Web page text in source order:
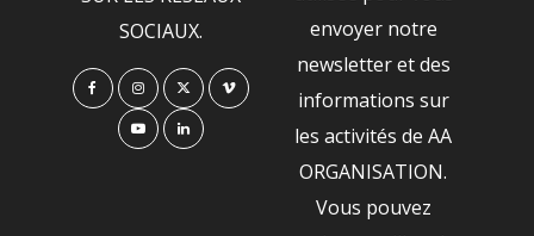
SOCIAUX.
envoyer notre
newsletter et des
informations sur
les activités de AA
ORGANISATION.
Vous pouvez